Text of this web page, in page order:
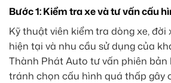
Bước 1: Kiểm tra xe và tư vấn cấu
Kỹ thuật viên kiểm tra dòng xe, đời
hiện tại và nhu cầu sử dụng của
Thành Phát Auto tư vấn phiên bản
tránh chọn cấu hình quá thấp gây